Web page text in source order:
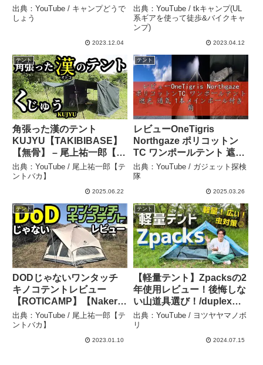
ャンプギア】 – キャンプど
うでしょう
出典：YouTube / キャンプどうで
しょう
2023.12.04
はおすすめできない。
#radical1 – tkキャンプ(UL
系ギアを使って徒歩&バイ
出典：YouTube / tkキャンプ(UL
系ギアを使って徒歩&バイクキャ
ンプ)
2023.04.12
テント
角張った漢のテント
KUJYU【TAKIBIBASE】
【無骨】 – 尾上祐一郎【テ
ントバカ】
出典：YouTube / 尾上祐一郎【テ
ントバカ】
2025.06.22
テント
レビューOneTigris
Northgaze ポリコットン
TC ワンポールテント 遮光
通気 1本メインポール付き
簡単設営 ポジショニング
ロープあり 2～4人用 キャ
ェット探検隊
出典：YouTube / ガジェット探検
隊
2025.03.26
テント
DODじゃないワンタッチ
キノコテントレビュー
【ROTICAMP】【Naker】
【テントバカ】 – 尾上祐一
郎【テントバカ】
出典：YouTube / 尾上祐一郎【テ
ントバカ】
2023.01.10
テント
【軽量テント】Zpacksの2
年使用レビュー！後悔しな
い山道具選び！/duplex
tent/デュプレックステント
– ヨツヤヤマノボリ
出典：YouTube / ヨツヤヤマノボ
リ
2024.07.15